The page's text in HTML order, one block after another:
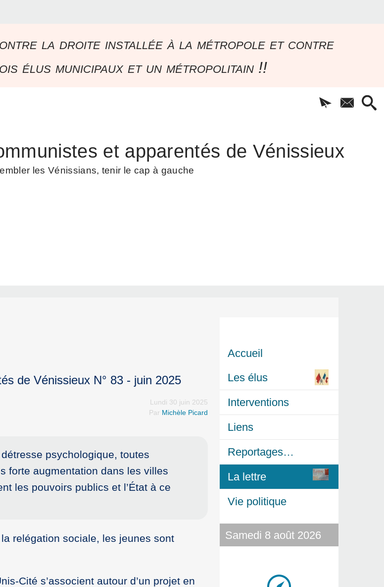
la droite installée à la métropole et contre
élus municipaux et un métropolitain !!
et apparentés de Vénissieux
les Vénissians, tenir le cap à gauche
de Vénissieux N° 83 - juin 2025
Lundi 30 juin 2025
Par Michèle Picard
psychologique, toutes
forte augmentation dans les villes
les pouvoirs publics et l’État à ce
relégation sociale, les jeunes sont
Cité s’associent autour d’un projet en
Accueil
Les élus
Interventions
Liens
Reportages…
La lettre
Vie politique
Samedi 8 août 2026